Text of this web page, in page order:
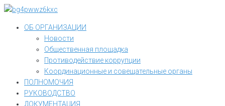
Перейти
контентуОБ ОРГАНИЗАЦИИ
Новости
Общественная площадка
Противодействие коррупции
Координационные и совещательные органы
ПОЛНОМОЧИЯ
РУКОВОДСТВО
ДОКУМЕНТАЦИЯ